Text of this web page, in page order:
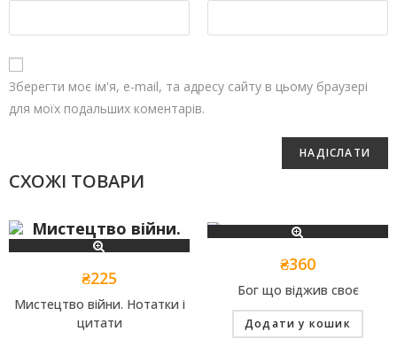
Зберегти моє ім'я, e-mail, та адресу сайту в цьому браузері
для моїх подальших коментарів.
СХОЖІ ТОВАРИ
₴225
Мистецтво війни. Нотатки і
цитати
₴360
Бог що віджив своє
Додати у кошик